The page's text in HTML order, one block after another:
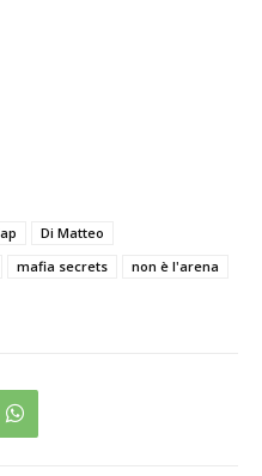
Di Matteo
mafia secrets
non è l'arena